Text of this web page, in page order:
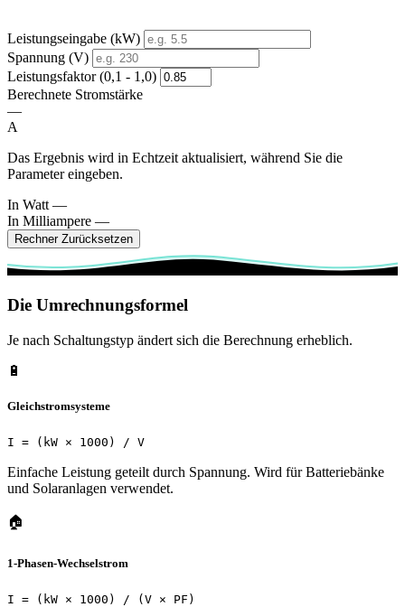
Leistungseingabe (kW)
Spannung (V)
Leistungsfaktor (0,1 - 1,0)
Berechnete Stromstärke
—
A
Das Ergebnis wird in Echtzeit aktualisiert, während Sie die
Parameter eingeben.
In Watt —
In Milliampere —
Rechner Zurücksetzen
Die Umrechnungsformel
Je nach Schaltungstyp ändert sich die Berechnung erheblich.
🔋
Gleichstromsysteme
I = (kW × 1000) / V
Einfache Leistung geteilt durch Spannung. Wird für Batteriebänke
und Solaranlagen verwendet.
🏠
1-Phasen-Wechselstrom
I = (kW × 1000) / (V × PF)